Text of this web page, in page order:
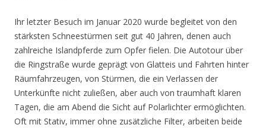
Ihr letzter Besuch im Januar 2020 wurde begleitet von den
stärksten Schneestürmen seit gut 40 Jahren, denen auch
zahlreiche Islandpferde zum Opfer fielen. Die Autotour über
die Ringstraße wurde geprägt von Glatteis und Fahrten hinter
Räumfahrzeugen, von Stürmen, die ein Verlassen der
Unterkünfte nicht zuließen, aber auch von traumhaft klaren
Tagen, die am Abend die Sicht auf Polarlichter ermöglichten.
Oft mit Stativ, immer ohne zusätzliche Filter, arbeiten beide